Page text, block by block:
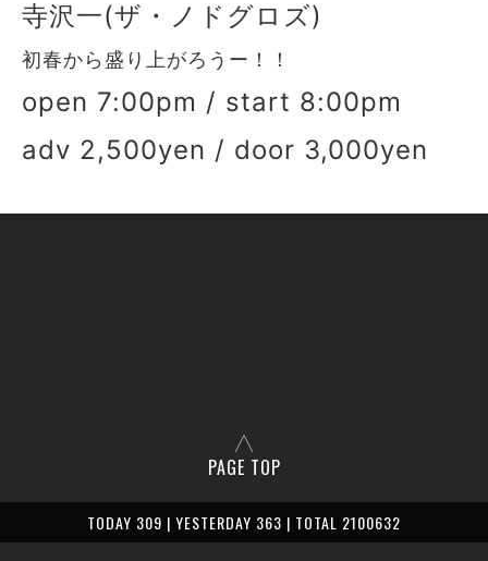
寺沢一(ザ・ノドグロズ)
初春から盛り上がろうー！！
open 7:00pm / start 8:00pm
adv 2,500yen / door 3,000yen
PAGE TOP
TODAY 309 | YESTERDAY 363 | TOTAL 2100632